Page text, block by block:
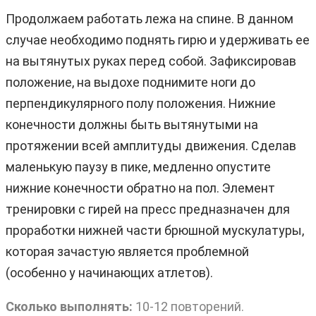
Продолжаем работать лежа на спине. В данном
случае необходимо поднять гирю и удерживать ее
на вытянутых руках перед собой. Зафиксировав
положение, на выдохе поднимите ноги до
перпендикулярного полу положения. Нижние
конечности должны быть вытянутыми на
протяжении всей амплитуды движения. Сделав
маленькую паузу в пике, медленно опустите
нижние конечности обратно на пол. Элемент
тренировки с гирей на пресс предназначен для
проработки нижней части брюшной мускулатуры,
которая зачастую является проблемной
(особенно у начинающих атлетов).
Сколько выполнять: 10-12 повторений.